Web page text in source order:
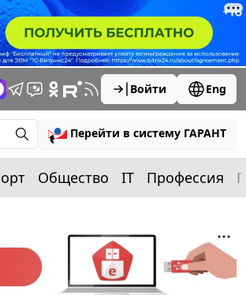
Войти Eng
Перейти в систему ГАРАНТ
Общество IT Профессия